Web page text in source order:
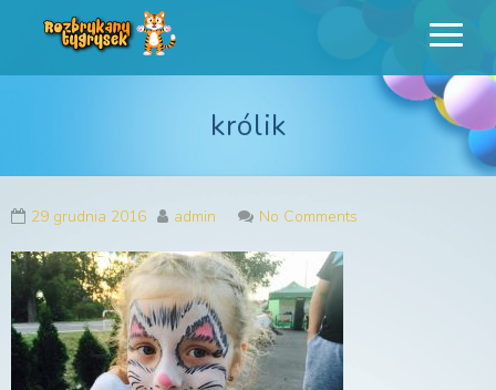
Rozbrykany
Tygrysek
Profesjonalne animacje urodzinowe dla dzieci
królik
29 grudnia 2016 admin No Comments